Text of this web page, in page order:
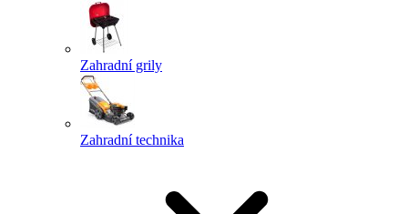
Zahradní grily
Zahradní technika